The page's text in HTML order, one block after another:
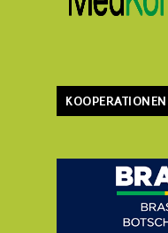
KOOPERATIONEN